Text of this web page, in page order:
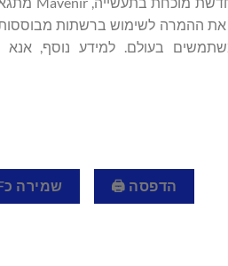
את ההמרה לשימוש ברשתות
הדפסה 🖨 שמירה כPDF 📄